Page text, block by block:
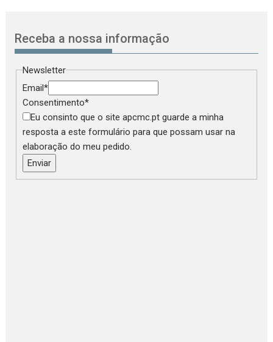
Receba a nossa informação
Newsletter
Email*
Consentimento*
Eu consinto que o site apcmc.pt guarde a minha
resposta a este formulário para que possam usar na
elaboração do meu pedido.
Enviar